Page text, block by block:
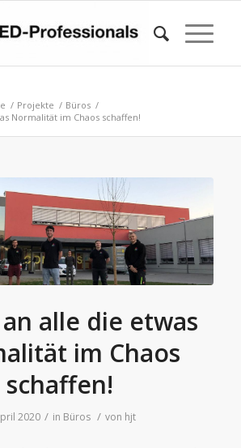
/ Projekte / Büros /
Normalität im Chaos schaffen!
alle die etwas
im Chaos
schaffen!
2020 / in Büros / von hjt